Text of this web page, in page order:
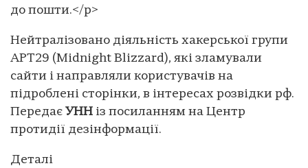
до пошти.</p>
Нейтралізовано діяльність хакерської групи
APT29 (Midnight Blizzard), які зламували
сайти і направляли користувачів на
підроблені сторінки, в інтересах розвідки рф.
Передає УНН із посиланням на Центр
протидії дезінформації.
Деталі